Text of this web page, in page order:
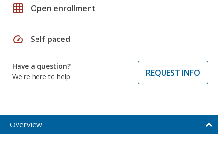
grid_on Open enrollment
speed Self paced
Have a question?
We're here to help
REQUEST INFO
Overview